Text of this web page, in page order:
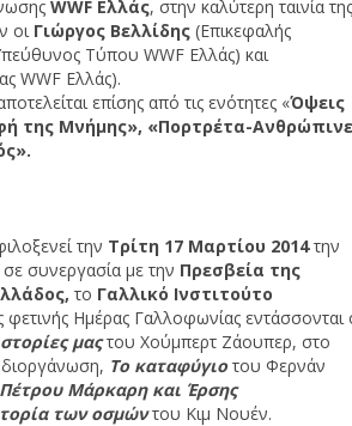
WWF Ελλάς, στην καλύτερη ταινία της
οι Γιώργος Βελλίδης (Επικεφαλής
Τύπου WWF Ελλάς) και
WWF Ελλάς).
επίσης από τις ενότητες «Όψεις
της Μνήμης», «Πορτρέτα-
την Τρίτη 17 Μαρτίου 2014την
σε συνεργασία με την Πρεσβεία της
το Γαλλικό Ινστιτούτο
φετινής Ημέρας Γαλλοφωνίας εντάσσονται
μαςτου Χούμπερτ Ζάουπερ, στο
Το καταφύγιο του Φερνάν
Μάρκαρη και Έρσης
των οσμώντου Κιμ Νουέν.